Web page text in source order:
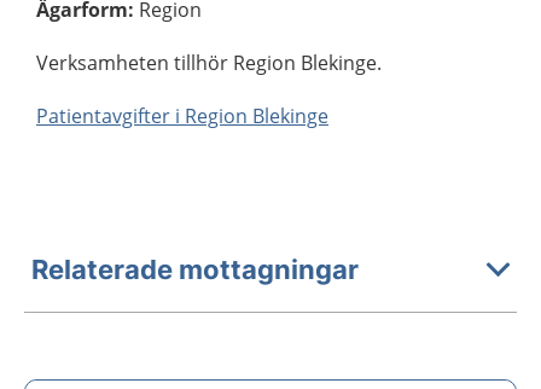
Ägarform: Region
Verksamheten tillhör Region Blekinge.
Patientavgifter i Region Blekinge
Relaterade mottagningar